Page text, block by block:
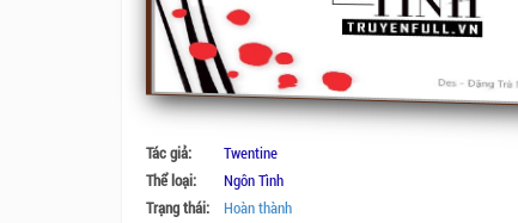
Tác giả:
Twentine
Thể loại:
Ngôn Tình
Trạng thái:
Hoàn thành